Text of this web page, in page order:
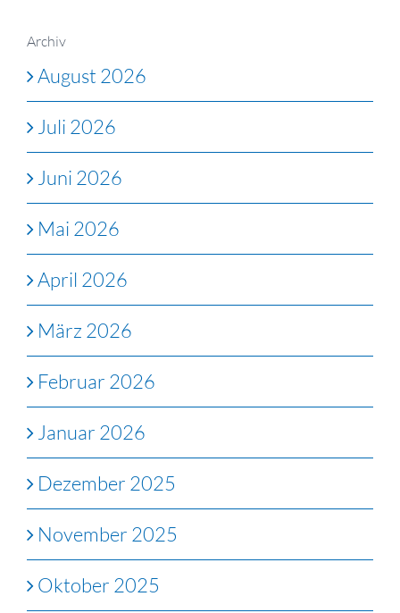
Archiv
August 2026
Juli 2026
Juni 2026
Mai 2026
April 2026
März 2026
Februar 2026
Januar 2026
Dezember 2025
November 2025
Oktober 2025